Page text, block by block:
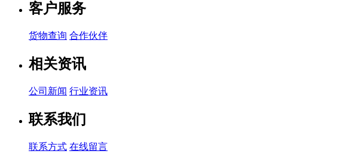
客户服务
货物查询 合作伙伴
相关资讯
公司新闻 行业资讯
联系我们
联系方式 在线留言